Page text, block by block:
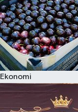
Ekonomi